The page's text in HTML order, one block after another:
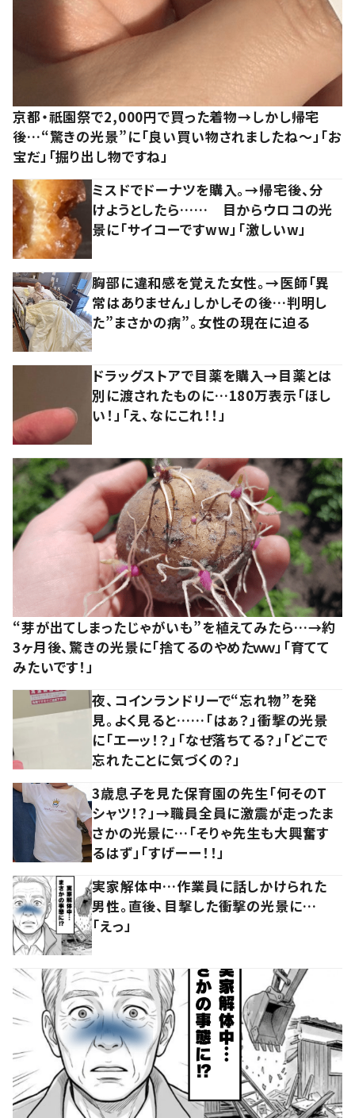
京都・祇園祭で2,000円で買った着物→しかし帰宅
後…“驚きの光景”に「良い買い物されましたね～」「お
宝だ」「掘り出し物ですね」
ミスドでドーナツを購入。→帰宅後、分
けようとしたら…… 目からウロコの光
景に「サイコーですww」「激しいw」
胸部に違和感を覚えた女性。→医師「異
常はありません」しかしその後…判明し
た”まさかの病”。女性の現在に迫る
ドラッグストアで目薬を購入→目薬とは
別に渡されたものに…180万表示「ほし
い！」「え、なにこれ！！」
“芽が出てしまったじゃがいも”を植えてみたら…→約
3ヶ月後、驚きの光景に「捨てるのやめたｗｗ」「育てて
みたいです！」
夜、コインランドリーで“忘れ物”を発
見。よく見ると……「はぁ？」衝撃の光景
に「エーッ！？」「なぜ落ちてる？」「どこで
忘れたことに気づくの？」
3歳息子を見た保育園の先生「何そのT
シャツ！？」→職員全員に激震が走ったま
さかの光景に…「そりゃ先生も大興奮す
るはず」「すげーー！！」
実家解体中…作業員に話しかけられた
男性。直後、目撃した衝撃の光景に…
「えっ」